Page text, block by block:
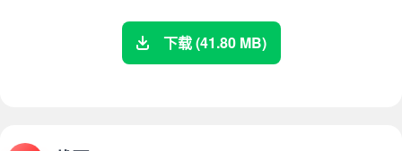
下载 (41.80 MB)